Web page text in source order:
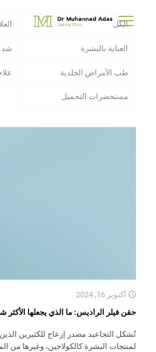
الكل
العناية بالبشرة شد
طب الأمراض الجلدية
مستحضرات التجميل
أكتوبر 16, 2024
حقن فيلر الراديس: ما الذي يجعلها الأكثر
تُشكل التجاعيد مصدر إزعاج للكثيرين
لمنتجات البشرة كالكولاجين، وغيرها من